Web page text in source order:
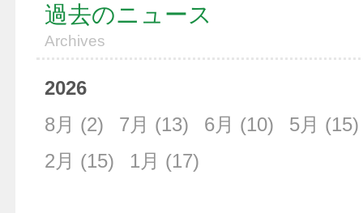
過去のニュース
Archives
2026
8月 (2) 7月 (13) 6月 (10) 5月 (15)
2月 (15) 1月 (17)